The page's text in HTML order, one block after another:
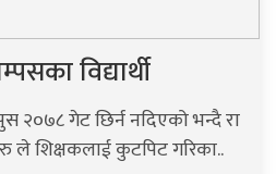
विद्यार्थी
२०७८ गेट छिर्न नदिएको भन्दै रा
ले शिक्षकलाई कुटपिट गरिका..